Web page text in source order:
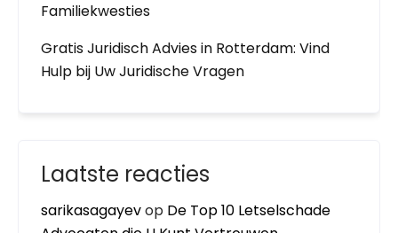
Familiekwesties
Gratis Juridisch Advies in Rotterdam: Vind
Hulp bij Uw Juridische Vragen
Laatste reacties
sarikasagayevop De Top 10 Letselschade